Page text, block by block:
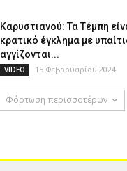
Καρυστιανού: Τα Τέμπη
κρατικό έγκλημα με
αγγίζονται...
VIDEO 15 Φεβρουαρίου 2024
Φόρτωση περισσοτέρων